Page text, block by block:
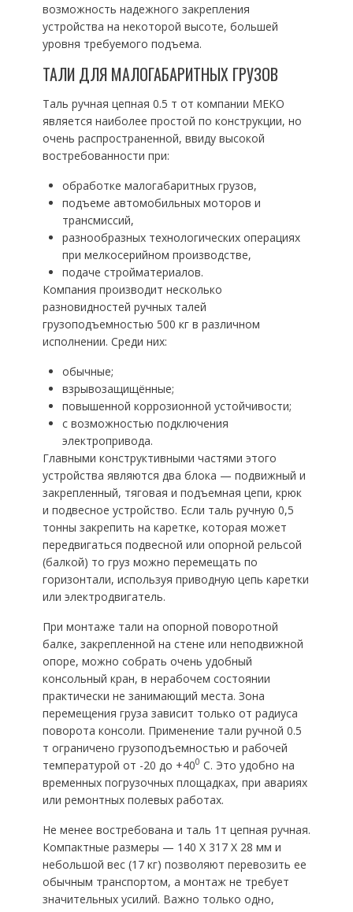
возможность надежного закрепления
устройства на некоторой высоте, большей
уровня требуемого подъема.
ТАЛИ ДЛЯ МАЛОГАБАРИТНЫХ ГРУЗОВ
Таль ручная цепная 0.5 т от компании МЕКО
является наиболее простой по конструкции, но
очень распространенной, ввиду высокой
востребованности при:
обработке малогабаритных грузов,
подъеме автомобильных моторов и
трансмиссий,
разнообразных технологических операциях
при мелкосерийном производстве,
подаче стройматериалов.
Компания производит несколько
разновидностей ручных талей
грузоподъемностью 500 кг в различном
исполнении. Среди них:
обычные;
взрывозащищённые;
повышенной коррозионной устойчивости;
с возможностью подключения
электропривода.
Главными конструктивными частями этого
устройства являются два блока — подвижный и
закрепленный, тяговая и подъемная цепи, крюк
и подвесное устройство. Если таль ручную 0,5
тонны закрепить на каретке, которая может
передвигаться подвесной или опорной рельсой
(балкой) то груз можно перемещать по
горизонтали, используя приводную цепь каретки
или электродвигатель.
При монтаже тали на опорной поворотной
балке, закрепленной на стене или неподвижной
опоре, можно собрать очень удобный
консольный кран, в нерабочем состоянии
практически не занимающий места. Зона
перемещения груза зависит только от радиуса
поворота консоли. Применение тали ручной 0.5
т ограничено грузоподъемностью и рабочей
температурой от -20 до +400 С. Это удобно на
временных погрузочных площадках, при авариях
или ремонтных полевых работах.
Не менее востребована и таль 1т цепная ручная.
Компактные размеры — 140 Х 317 Х 28 мм и
небольшой вес (17 кг) позволяют перевозить ее
обычным транспортом, а монтаж не требует
значительных усилий. Важно только одно,